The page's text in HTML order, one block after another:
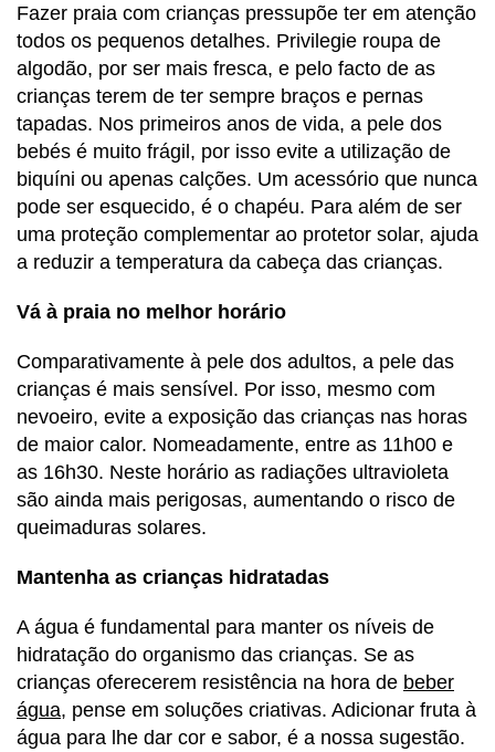
Fazer praia com crianças pressupõe ter em atenção
todos os pequenos detalhes. Privilegie roupa de
algodão, por ser mais fresca, e pelo facto de as
crianças terem de ter sempre braços e pernas
tapadas. Nos primeiros anos de vida, a pele dos
bebés é muito frágil, por isso evite a utilização de
biquíni ou apenas calções. Um acessório que nunca
pode ser esquecido, é o chapéu. Para além de ser
uma proteção complementar ao protetor solar, ajuda
a reduzir a temperatura da cabeça das crianças.
Vá à praia no melhor horário
Comparativamente à pele dos adultos, a pele das
crianças é mais sensível. Por isso, mesmo com
nevoeiro, evite a exposição das crianças nas horas
de maior calor. Nomeadamente, entre as 11h00 e
as 16h30. Neste horário as radiações ultravioleta
são ainda mais perigosas, aumentando o risco de
queimaduras solares.
Mantenha as crianças hidratadas
A água é fundamental para manter os níveis de
hidratação do organismo das crianças. Se as
crianças oferecerem resistência na hora de beber
água, pense em soluções criativas. Adicionar fruta à
água para lhe dar cor e sabor, é a nossa sugestão.